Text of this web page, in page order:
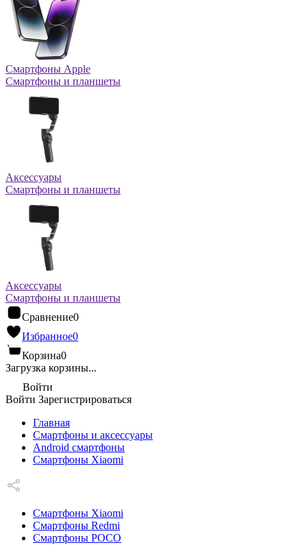
Смартфоны Apple
Смартфоны и планшеты
Аксессуары
Смартфоны и планшеты
Аксессуары
Смартфоны и планшеты
Сравнение0
Избранное0
Корзина0
Загрузка корзины...
Войти
Войти Зарегистрироваться
Главная
Смартфоны и аксессуары
Android cмартфоны
Смартфоны Xiaomi
Смартфоны Xiaomi
Смартфоны Redmi
Смартфоны POCO